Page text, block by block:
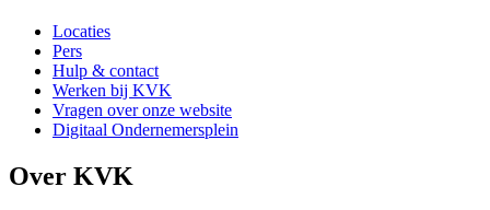
Locaties
Pers
Hulp & contact
Werken bij KVK
Vragen over onze website
Digitaal Ondernemersplein
Over KVK